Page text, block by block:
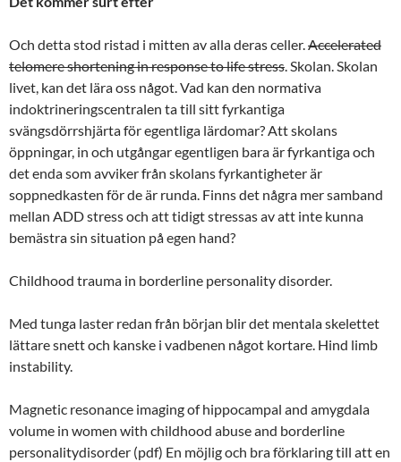
Och detta stod ristad i mitten av alla deras celler.Accelerated
telomere shortening in response to life stress. Skolan. Skolan
livet, kan det lära oss något. Vad kan den normativa
indoktrineringscentralen ta till sitt fyrkantiga
svängsdörrshjärta för egentliga lärdomar? Att skolans
öppningar, in och utgångar egentligen bara är fyrkantiga och
det enda som avviker från skolans fyrkantigheter är
soppnedkasten för de är runda. Finns det några mer samband
mellan ADD stress och att tidigt stressas av att inte kunna
bemästra sin situation på egen hand?
Childhood trauma in borderline personality disorder.
Med tunga laster redan från början blir det mentala skelettet
lättare snett och kanske i vadbenen något kortare. Hind limb
instability.
Magnetic resonance imaging of hippocampal and amygdala
volume in women with childhood abuse and borderline
personalitydisorder (pdf) En möjlig och bra förklaring till att en